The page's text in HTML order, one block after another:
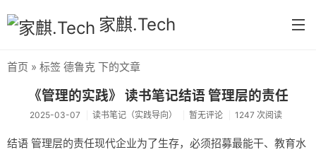
家麒.Tech
分类
核心方法论
首页 » 标签 德鲁克 下的文章
《管理的实践》 读书笔记结语 管理层的责任
2025-03-07 读书笔记（实践导向） 暂无评论 1247 次阅读
结语 管理层的责任现代企业为了生存，必须招募最能干、教育水